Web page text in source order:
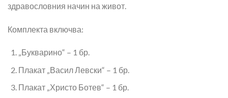
здравословния начин на живот.
Комплекта включва:
„Букварино“ – 1 бр.
Плакат „Васил Левски“ – 1 бр.
Плакат „Христо Ботев“ – 1 бр.